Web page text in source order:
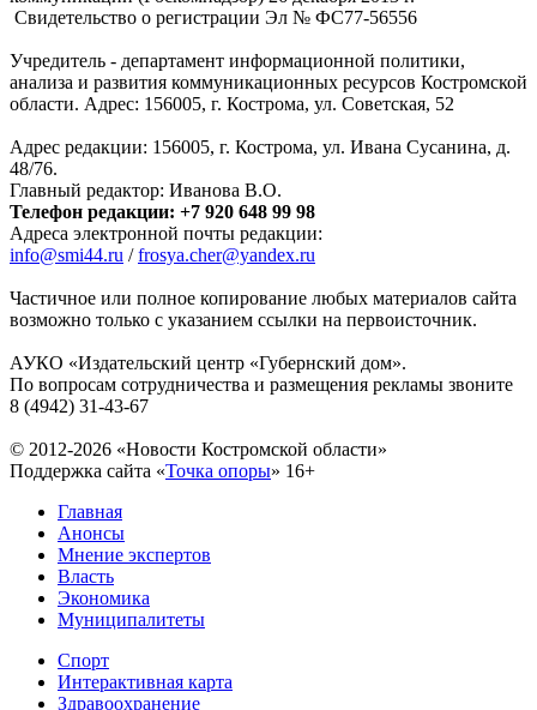
Свидетельство о регистрации Эл № ФC77-56556
Учредитель - департамент информационной политики,
анализа и развития коммуникационных ресурсов Костромской
области. Адрес: 156005, г. Кострома, ул. Советская, 52
Адрес редакции: 156005, г. Кострома, ул. Ивана Сусанина, д.
48/76.
Главный редактор: Иванова В.О.
Телефон редакции: +7 920 648 99 98
Адреса электронной почты редакции:
info@smi44.ru /frosya.cher@yandex.ru
Частичное или полное копирование любых материалов сайта
возможно только с указанием ссылки на первоисточник.
АУКО «Издательский центр «Губернский дом».
По вопросам сотрудничества и размещения рекламы звоните
8 (4942) 31-43-67
© 2012-2026 «Новости Костромской области»
Поддержка сайта «Точка опоры» 16+
Главная
Анонсы
Мнение экспертов
Власть
Экономика
Муниципалитеты
Спорт
Интерактивная карта
Здравоохранение